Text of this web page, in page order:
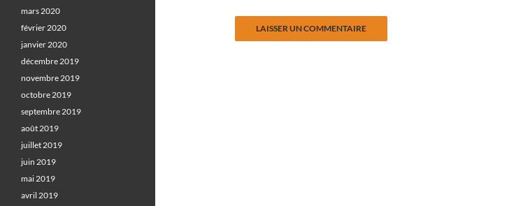
mars 2020
février 2020
janvier 2020
décembre 2019
novembre 2019
octobre 2019
septembre 2019
août 2019
juillet 2019
juin 2019
mai 2019
avril 2019